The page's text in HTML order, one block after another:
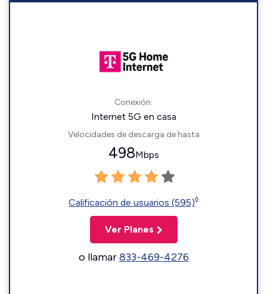
Conexión:
Internet 5G en casa
Velocidades de descarga de hasta
498Mbps
Calificación de usuarios (595)◊
Ver Planes
o llamar833-469-4276